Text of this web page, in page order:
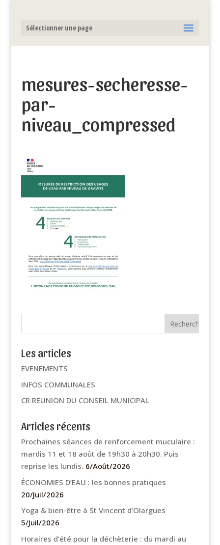
Sélectionner une page
mesures-secheresse-
par-
niveau_compressed
Les articles
EVENEMENTS
INFOS COMMUNALES
CR REUNION DU CONSEIL MUNICIPAL
Articles récents
Prochaines séances de renforcement muculaire :
mardis 11 et 18 août de 19h30 à 20h30. Puis
reprise les lundis. 6/Août/2026
ÉCONOMIES D’EAU : les bonnes pratiques
20/Juil/2026
Yoga & bien-être à St Vincent d’Olargues
5/Juil/2026
Horaires d’été pour la déchèterie : du mardi au